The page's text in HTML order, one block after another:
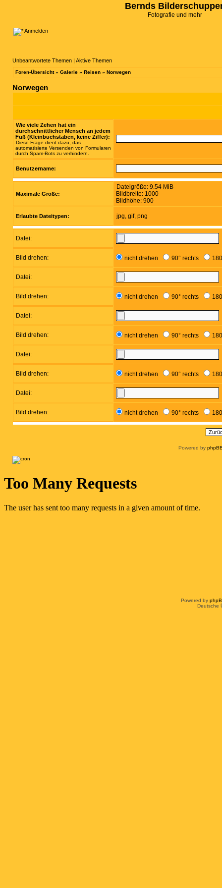
Bernds
Fotografie und mehr
Anmelden
Unbeantwortete Themen | Aktive Themen
Foren-Übersicht» Galerie » Reisen » Norwegen
Norwegen
Wie viele Zehen hat ein
durchschnittlicher Mensch an jedem
Fuß (Kleinbuchstaben, keine Ziffer):
Diese Frage dient dazu, das
automatisierte Versenden von Formularen
durch Spam-Bots zu verhindern.
Benutzername:
Maximale Größe:
Dateigröße: 9.54 MiB
Bildbreite: 1000
Bildhöhe: 900
Erlaubte Dateitypen: jpg, gif, png
Datei:
Bild drehen: nicht drehen 90° rechts
Datei:
Bild drehen: nicht drehen 90° rechts
Datei:
Bild drehen: nicht drehen 90° rechts
Datei:
Bild drehen: nicht drehen 90° rechts
Datei:
Bild drehen: nicht drehen 90° rechts
Powered by
Powered by
Deutsche